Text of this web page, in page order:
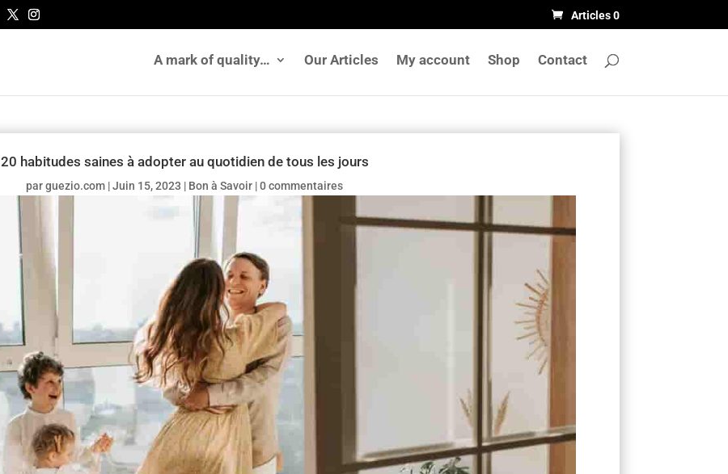
Articles 0
A mark of quality… Our Articles My account Shop Contact
20 habitudes saines à adopter au quotidien de tous les jours
parguezio.com |Juin 15, 2023 | Bon à Savoir |0 commentaires